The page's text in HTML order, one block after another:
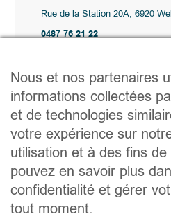
Rue de la Station 20A, 6920
0487 76 21 22
Acheter
Louer
Vendre
Contact
Liens utiles
Conseils pratiques pour vendre
Préparer un déménagement
Documents utiles
Nous et nos partenaires
informations collectées
et de technologies
votre expérience sur
utilisation et à des fins
pouvez en savoir plus
confidentialité et gérer
tout moment.